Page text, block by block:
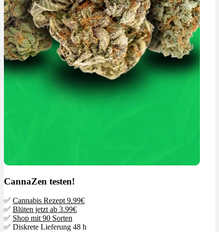
CannaZen testen!
✅ Cannabis Rezept 9.99€
✅ Blüten jetzt ab 3.99€
✅ Shop mit 90 Sorten
✅ Diskrete Lieferung 48 h